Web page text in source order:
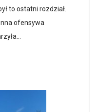
to ostatni rozdział.
ofensywa